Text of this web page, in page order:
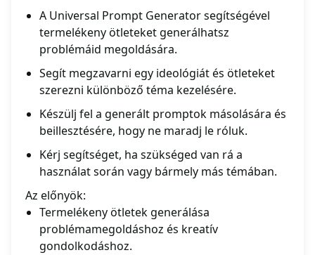
A Universal Prompt Generator segítségével
termelékeny ötleteket generálhatsz
problémáid megoldására.
Segít megzavarni egy ideológiát és ötleteket
szerezni különböző téma kezelésére.
Készülj fel a generált promptok másolására és
beillesztésére, hogy ne maradj le róluk.
Kérj segítséget, ha szükséged van rá a
használat során vagy bármely más témában.
Az előnyök:
Termelékeny ötletek generálása
problémamegoldáshoz és kreatív
gondolkodáshoz.